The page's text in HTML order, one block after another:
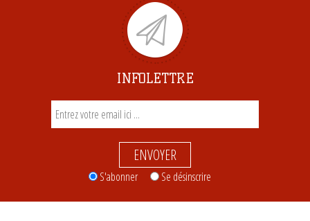
INFOLETTRE
ENVOYER
S'abonner Se désinscrire